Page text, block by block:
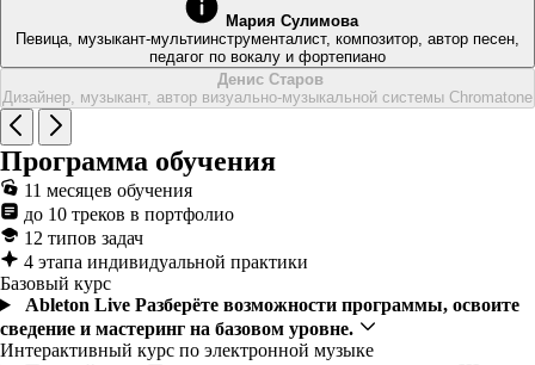
Мария Сулимова
Певица, музыкант-мультиинструменталист, композитор, автор песен,
педагог по вокалу и фортепиано
Денис Старов
Дизайнер, музыкант, автор визуально-музыкальной системы Chromatone
Программа обучения
11 месяцев обучения
до 10 треков в портфолио
12 типов задач
4 этапа индивидуальной практики
Базовый курс
Ableton Live Разберёте возможности программы, освоите
сведение и мастеринг на базовом уровне.
Интерактивный курс по электронной музыке